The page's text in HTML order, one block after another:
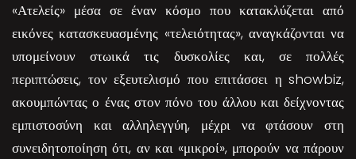
«Ατελείς» μέσα σε έναν κόσμο που κατακλύζεται από
εικόνες κατασκευασμένης «τελειότητας», αναγκάζονται να
υπομείνουν στωικά τις δυσκολίες και, σε πολλές
περιπτώσεις, τον εξευτελισμό που επιτάσσει η showbiz,
ακουμπώντας ο ένας στον πόνο του άλλου και δείχνοντας
εμπιστοσύνη και αλληλεγγύη, μέχρι να φτάσουν στη
συνειδητοποίηση ότι, αν και «μικροί», μπορούν να πάρουν